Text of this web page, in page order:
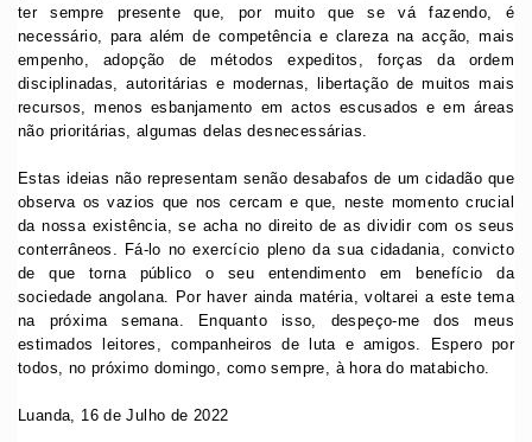
ter sempre presente que, por muito que se vá fazendo, é
necessário, para além de competência e clareza na acção, mais
empenho, adopção de métodos expeditos, forças da ordem
disciplinadas, autoritárias e modernas, libertação de muitos mais
recursos, menos esbanjamento em actos escusados e em áreas
não prioritárias, algumas delas desnecessárias.
Estas ideias não representam senão desabafos de um cidadão que
observa os vazios que nos cercam e que, neste momento crucial
da nossa existência, se acha no direito de as dividir com os seus
conterrâneos. Fá-lo no exercício pleno da sua cidadania, convicto
de que torna público o seu entendimento em benefício da
sociedade angolana. Por haver ainda matéria, voltarei a este tema
na próxima semana. Enquanto isso, despeço-me dos meus
estimados leitores, companheiros de luta e amigos. Espero por
todos, no próximo domingo, como sempre, à hora do matabicho.
Luanda, 16 de Julho de 2022